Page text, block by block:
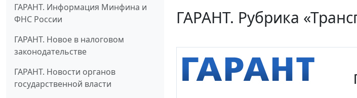
ГАРАНТ. Информация Минфина и
ФНС России
ГАРАНТ. Новое в налоговом
законодательстве
ГАРАНТ. Новости органов
государственной власти
ГАРАНТ. Рубрика